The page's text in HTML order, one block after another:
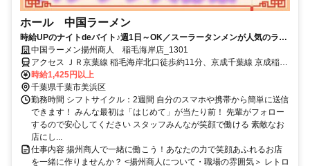
ホール 中国ラーメン
時給UPのナイトdeバイト♪週1日～OK／スーラータンメンが人気のラー
メン店◎バイトデビュー大歓迎！（日勤帯も併せて募集中！）
中国ラーメン揚州商人 稲毛海岸店_1301
アクセス ＪＲ京葉線 稲毛海岸北口徒歩約11分、京成千葉線 京成稲毛
徒歩約17分、ＪＲ総武本線 稲毛西口徒歩約19分 京葉線(東京－蘇我)
稲毛海岸駅 徒歩 8分
時給1,425円以上
千葉県千葉市美浜区
勤務時間 シフトサイクル：2週間 自分のスマホや携帯から簡単に送信
できます！ みんな最初は「はじめて」が当たり前！ 先輩がフォロー
するので安心してください スタッフみんなが笑顔で働ける 素敵なお
店にし...
仕事内容 揚州商人で一緒に働こう！あなたの力で笑顔あふれるお店
を一緒に作りませんか？ <揚州商人について・職場の雰囲気＞ レトロ